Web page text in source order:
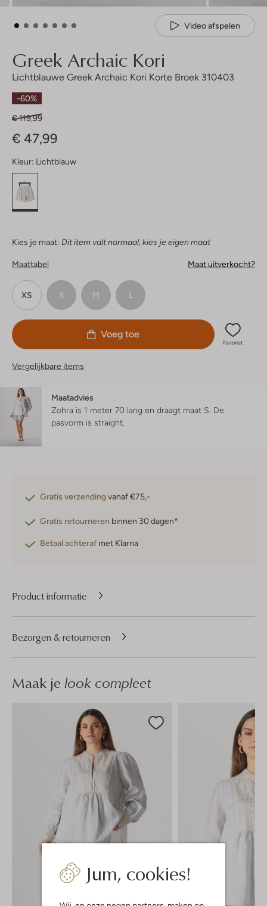
Jum, cookies!
Video afspelen
Greek Archaic Kori
Lichtblauwe Greek Archaic Kori Korte Broek 310403
-60%
€ 119,99
€ 47,99
Kleur: Lichtblauw
Kies je maat: Dit item valt normaal, kies je eigen maat
Maattabel Maat uitverkocht?
XS S M L
Voeg toe
Favoriet
Vergelijkbare items
Maatadvies
Zohra is 1 meter 70 lang en draagt maat S. De
pasvorm is straight
Gratis verzendingvanaf €75,-
Gratis retourneren binnen 30 dagen*
Betaal achteraf met Klarna
Product informatie
Bezorgen & retourneren
Maak je look compleet